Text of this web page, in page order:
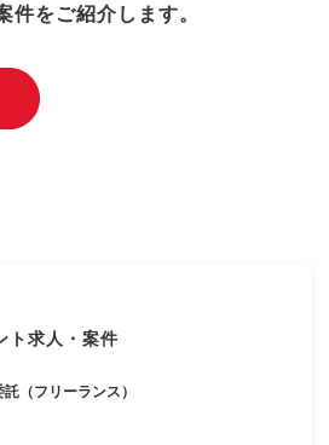
をご紹介します。
ト求人・案件
（フリーランス）